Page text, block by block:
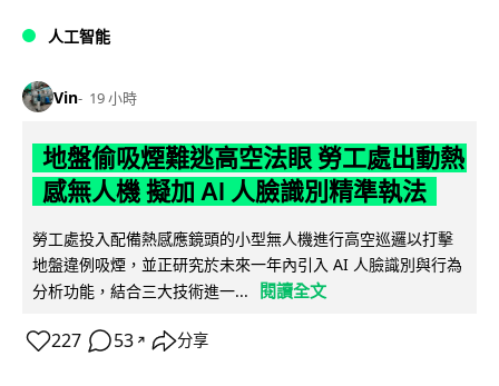
人工智能
Vin 19 小時
地盤偷吸煙難逃高空法眼 勞工處出動熱
感無人機 擬加 AI 人臉識別精準執法
勞工處投入配備熱感應鏡頭的小型無人機進行高空巡邏以打擊
地盤違例吸煙，並正研究於未來一年內引入 AI 人臉識別與行為
分析功能，結合三大技術進一...
閱讀全文
227 53 ↗ 分享